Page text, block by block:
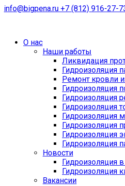
info@bigpena.ru +7 (812) 916-27-
О нас
Наши работы
Ликвидация
Гидроизоляция
Ремонт кровли
Гидроизоляция
Гидроизоляция
Гидроизоляция
Гидроизоляция
Гидроизоляция
Гидроизоляция
Гидроизоляция
Новости
Гидроизоляция
Гидроизоляция
Вакансии